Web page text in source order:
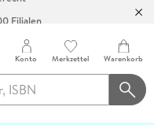
Konto Merkzettel Warenkorb